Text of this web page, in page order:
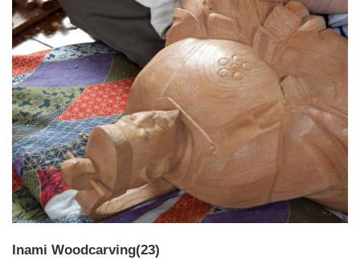
Inami Woodcarving(23)